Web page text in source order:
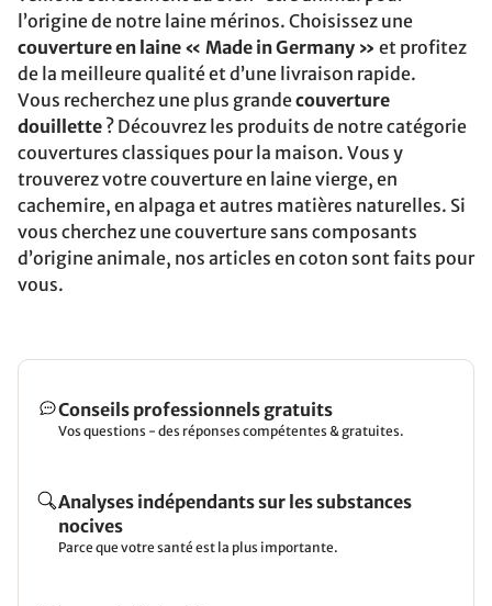
l’origine de notre laine mérinos. Choisissez une
couverture en laine « Made in Germany » et profitez
de la meilleure qualité et d’une livraison rapide.
Vous recherchez une plus grandecouverture
douillette ? Découvrez les produits de notre catégorie
couvertures classiques pour la maison. Vous y
trouverez votre couverture en laine vierge, en
cachemire, en alpaga et autres matières naturelles. Si
vous cherchez une couverture sans composants
d’origine animale, nos articles en coton sont faits pour
vous.
Conseils professionnels gratuits
Vos questions - des réponses compétentes & gratuites.
Analyses indépendants sur les substances
nocives
Parce que votre santé est la plus importante.